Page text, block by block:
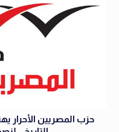
حزب المصريين الأحرار